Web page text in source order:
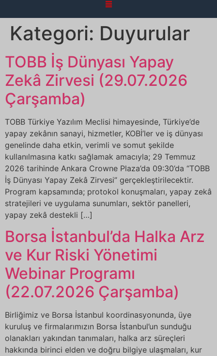
Kategori: Duyurular
TOBB İş Dünyası Yapay
Zekâ Zirvesi (29.07.2026
Çarşamba)
TOBB Türkiye Yazılım Meclisi himayesinde, Türkiye’de
yapay zekânın sanayi, hizmetler, KOBİ’ler ve iş dünyası
genelinde daha etkin, verimli ve somut şekilde
kullanılmasına katkı sağlamak amacıyla; 29 Temmuz
2026 tarihinde Ankara Crowne Plaza’da 09:30’da “TOBB
İş Dünyası Yapay Zekâ Zirvesi” gerçekleştirilecektir.
Program kapsamında; protokol konuşmaları, yapay zekâ
stratejileri ve uygulama sunumları, sektör panelleri,
yapay zekâ destekli […]
Borsa İstanbul’da Halka Arz
ve Kur Riski Yönetimi
Webinar Programı
(22.07.2026 Çarşamba)
Birliğimiz ve Borsa İstanbul koordinasyonunda, üye
kuruluş ve firmalarımızın Borsa İstanbul’un sunduğu
olanakları yakından tanımaları, halka arz süreçleri
hakkında birinci elden ve doğru bilgiye ulaşmaları, kur